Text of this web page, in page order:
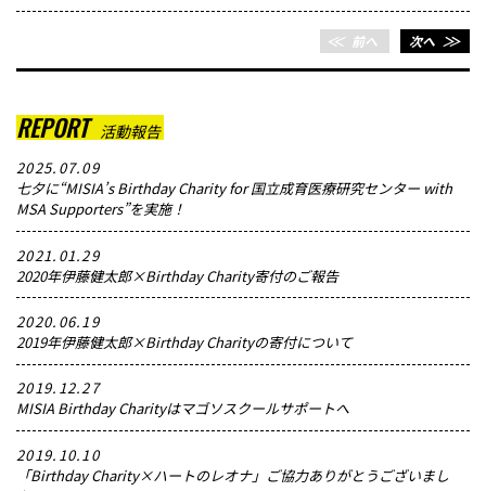
＜＜前へ 次へ＞＞
REPORT 活動報告
2025.07.09
七夕に“MISIA’s Birthday Charity for 国立成育医療研究センター with
MSA Supporters”を実施！
2021.01.29
2020年伊藤健太郎×Birthday Charity寄付のご報告
2020.06.19
2019年伊藤健太郎×Birthday Charityの寄付について
2019.12.27
MISIA Birthday Charityはマゴソスクールサポートへ
2019.10.10
「Birthday Charity×ハートのレオナ」ご協力ありがとうございまし